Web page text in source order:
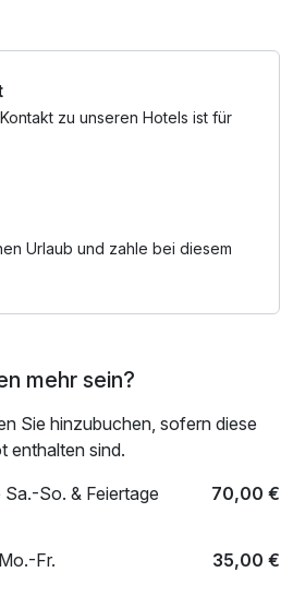
und lassen Sie sich von
Schifffahrts-Freilicht-Museum in
entführen.
entlang oder entdecken Sie
Entspannen Sie auf dem
an den idyllischen Seen und
Altstadt von Leer, entdecken Sie
oder das
Clemenswerth.
Schloss Dankern und das
Wald mit Kletterwald,
zu unseren Hotels ist für
Urlaub und zahle bei diesem
mehr sein?
Sie hinzubuchen, sofern diese
enthalten sind.
So. & Feiertage
70,00 €
Fr. 35,00 €